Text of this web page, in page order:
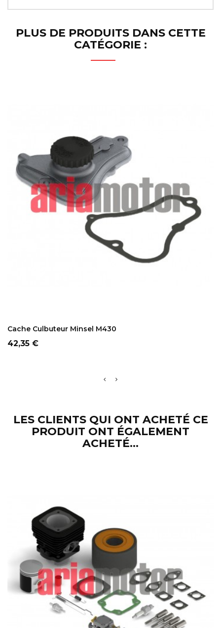
PLUS DE PRODUITS DANS CETTE
CATÉGORIE :
Cache Culbuteur Minsel M430
Prix
42,35 €
LES CLIENTS QUI ONT ACHETÉ CE
PRODUIT ONT ÉGALEMENT
ACHETÉ...